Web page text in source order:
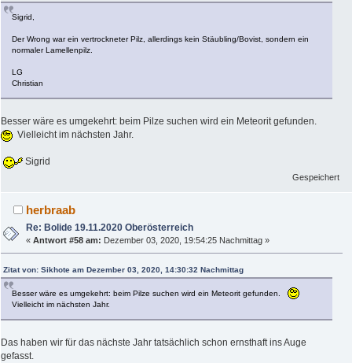
Sigrid,
Der Wrong war ein vertrockneter Pilz, allerdings kein Stäubling/Bovist, sondern ein
normaler Lamellenpilz.
LG
Christian
Besser wäre es umgekehrt: beim Pilze suchen wird ein Meteorit gefunden.
Vielleicht im nächsten Jahr.
Sigrid
Gespeichert
herbraab
Re: Bolide 19.11.2020 Oberösterreich
«Antwort #58 am: Dezember 03, 2020, 19:54:25 Nachmittag »
Zitat von: Sikhote am Dezember 03, 2020, 14:30:32 Nachmittag
Besser wäre es umgekehrt: beim Pilze suchen wird ein Meteorit gefunden.
Vielleicht im nächsten Jahr.
Das haben wir für das nächste Jahr tatsächlich schon ernsthaft ins Auge
gefasst.